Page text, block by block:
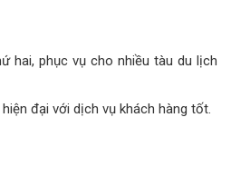
hai, phục vụ cho nhiều tàu du lịch
đại với dịch vụ khách hàng tốt.